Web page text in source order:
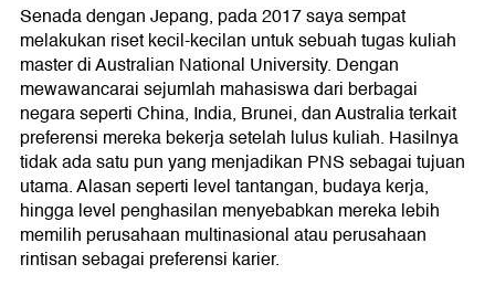
Senada dengan Jepang, pada 2017 saya sempat
melakukan riset kecil-kecilan untuk sebuah tugas kuliah
master di Australian National University. Dengan
mewawancarai sejumlah mahasiswa dari berbagai
negara seperti China, India, Brunei, dan Australia terkait
preferensi mereka bekerja setelah lulus kuliah. Hasilnya
tidak ada satu pun yang menjadikan PNS sebagai tujuan
utama. Alasan seperti level tantangan, budaya kerja,
hingga level penghasilan menyebabkan mereka lebih
memilih perusahaan multinasional atau perusahaan
rintisan sebagai preferensi karier.